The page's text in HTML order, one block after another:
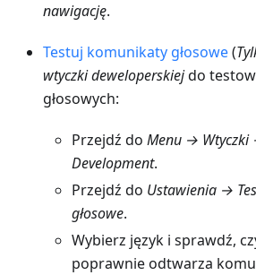
nawigację.
Testuj komunikaty głosowe(
wtyczki deweloperskiejdo
głosowych:
Przejdź do Menu → Wtyczki
Development.
Przejdź do Ustawienia →
głosowe.
Wybierz język i sprawdź,
poprawnie odtwarza